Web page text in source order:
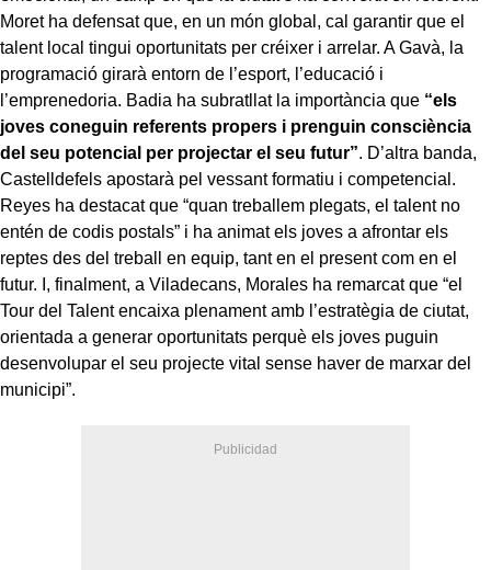
Moret ha defensat que, en un món global, cal garantir que el
talent local tingui oportunitats per créixer i arrelar. A Gavà, la
programació girarà entorn de l’esport, l’educació i
l’emprenedoria. Badia ha subratllat la importància que “els
joves coneguin referents propers i prenguin consciència
del seu potencial per projectar el seu futur”. D’altra banda,
Castelldefels apostarà pel vessant formatiu i competencial.
Reyes ha destacat que “quan treballem plegats, el talent no
entén de codis postals” i ha animat els joves a afrontar els
reptes des del treball en equip, tant en el present com en el
futur. I, finalment, a Viladecans, Morales ha remarcat que “el
Tour del Talent encaixa plenament amb l’estratègia de ciutat,
orientada a generar oportunitats perquè els joves puguin
desenvolupar el seu projecte vital sense haver de marxar del
municipi”.